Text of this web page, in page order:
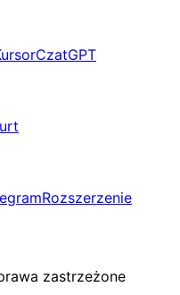
CzatGPT
Rozszerzenie
zastrzeżone